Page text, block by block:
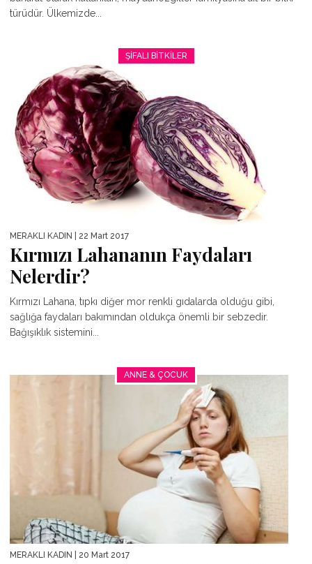
türüdür. Ülkemizde...
ŞIFALI BITKILER
MERAKLI KADIN | 22 Mart 2017
Kırmızı Lahananın Faydaları
Nelerdir?
Kırmızı Lahana, tıpkı diğer mor renkli gıdalarda olduğu gibi,
sağlığa faydaları bakımından oldukça önemli bir sebzedir.
Bağışıklık sistemini...
ANNE & ÇOCUK
MERAKLI KADIN | 20 Mart 2017